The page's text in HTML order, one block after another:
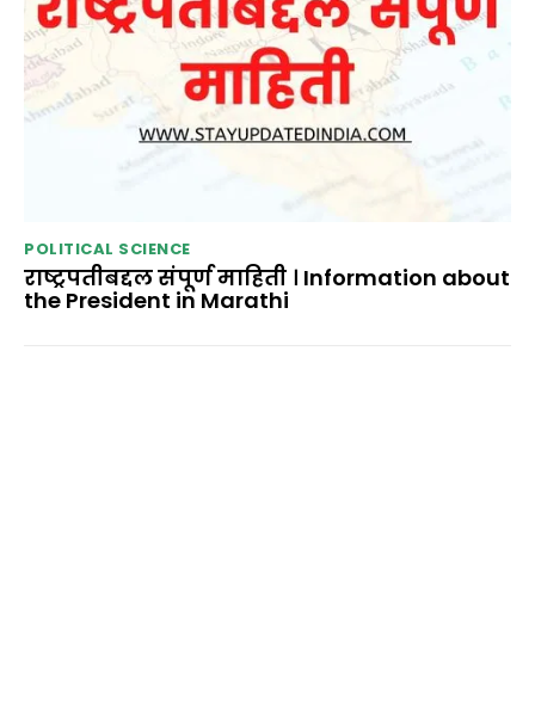
POLITICAL SCIENCE
राष्ट्रपतीबद्दल संपूर्ण माहिती । Information about
the President in Marathi